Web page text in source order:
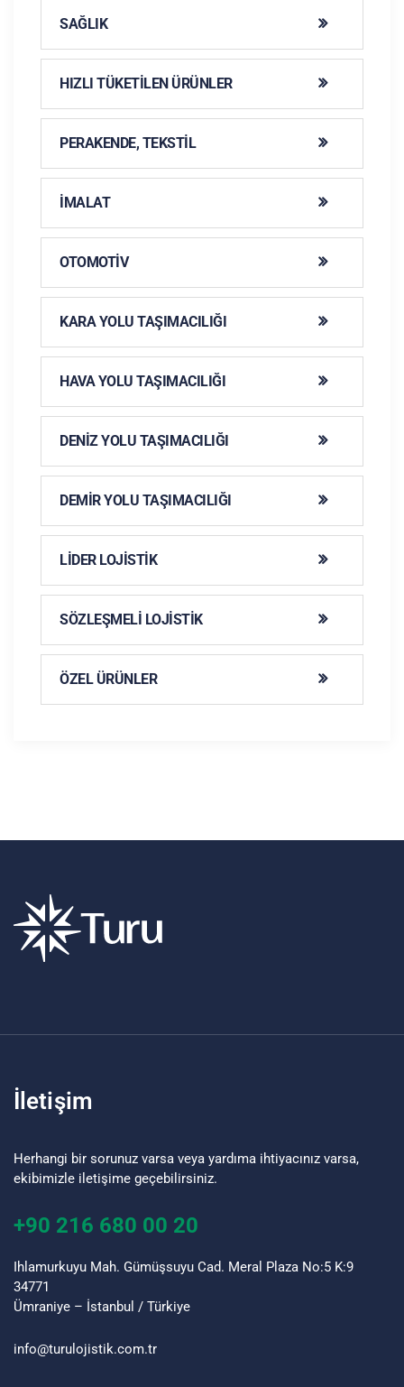
SAĞLIK
HIZLI TÜKETILEN ÜRÜNLER
PERAKENDE, TEKSTIL
İMALAT
OTOMOTIV
KARA YOLU TAŞIMACILIĞI
HAVA YOLU TAŞIMACILIĞI
DENIZ YOLU TAŞIMACILIĞI
DEMIR YOLU TAŞIMACILIĞI
LIDER LOJISTIK
SÖZLEŞMELI LOJISTIK
ÖZEL ÜRÜNLER
İletişim
Herhangi bir sorunuz varsa veya yardıma ihtiyacınız varsa,
ekibimizle iletişime geçebilirsiniz.
+90 216 680 00 20
Ihlamurkuyu Mah. Gümüşsuyu Cad. Meral Plaza No:5 K:9
34771
Ümraniye – İstanbul / Türkiye
info@turu lojistik.com.tr